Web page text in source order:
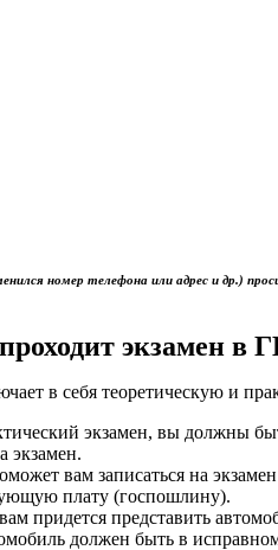
номер телефона или адрес и др.)
экзамен в
в себя теоретическую и
экзамен, вы должны
экзамен.
вам записаться на
плату (госпошлину).
придется представить
должен быть в